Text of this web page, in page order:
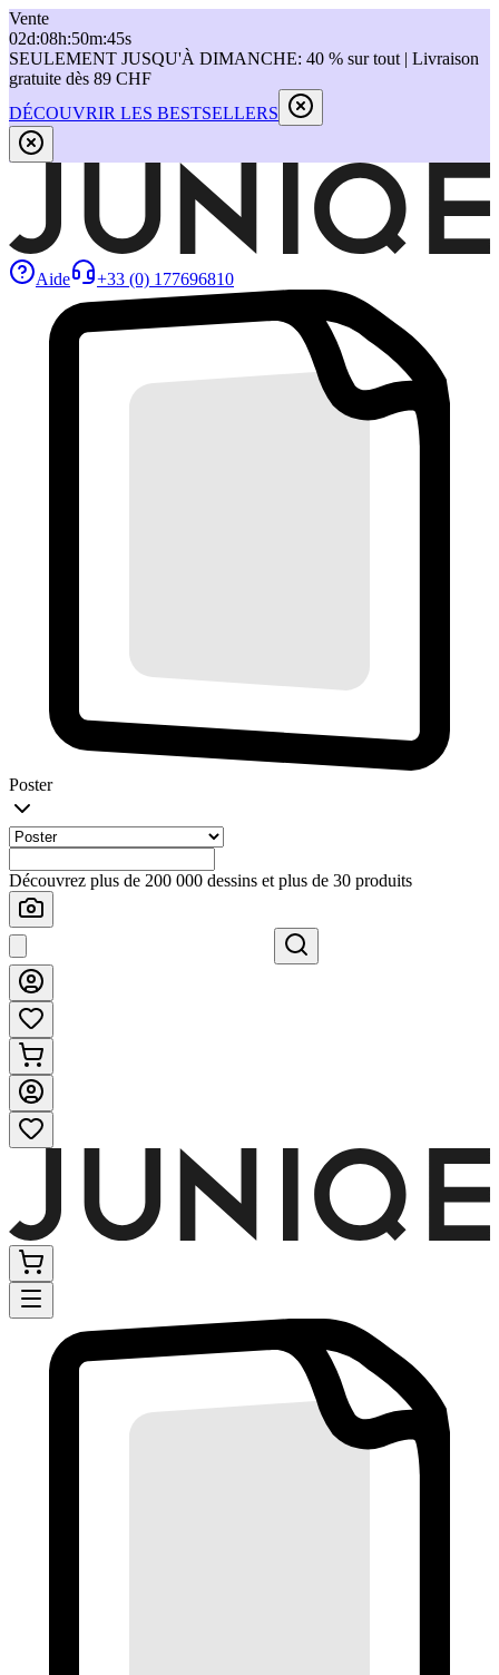
Vente
02d:08h:50m:45s
SEULEMENT JUSQU'À DIMANCHE: 40 % sur tout | Livraison
gratuite dès 89 CHF
DÉCOUVRIR LES BESTSELLERS
Aide +33 (0) 177696810
Poster
Découvrez plus de 200 000 dessins et plus de 30 produits